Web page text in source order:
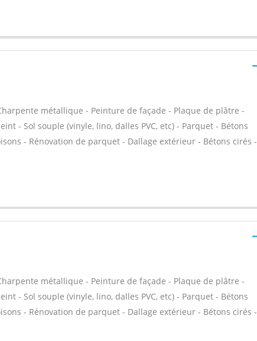
métallique - Peinture de façade - Plaque de plâtre -
- Sol souple (vinyle, lino, dalles PVC, etc) - Parquet - Bétons
- Rénovation de parquet - Dallage extérieur - Bétons cirés -
métallique - Peinture de façade - Plaque de plâtre -
- Sol souple (vinyle, lino, dalles PVC, etc) - Parquet - Bétons
- Rénovation de parquet - Dallage extérieur - Bétons cirés -